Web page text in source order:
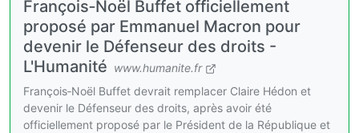
François‑Noël Buffet officiellement
proposé par Emmanuel Macron pour
devenir le Défenseur des droits -
L'Humanité www.humanite.fr
François‑Noël Buffet devrait remplacer Claire Hédon et
devenir le Défenseur des droits, après avoir été
officiellement proposé par le Président de la République et